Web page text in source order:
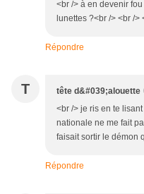
<br /> à en devenir
lunettes ?<br /> <br />
Répondre
T tête d&#039;alouette
<br /> je ris en te
nationale ne me fait
faisait sortir le démon
Répondre